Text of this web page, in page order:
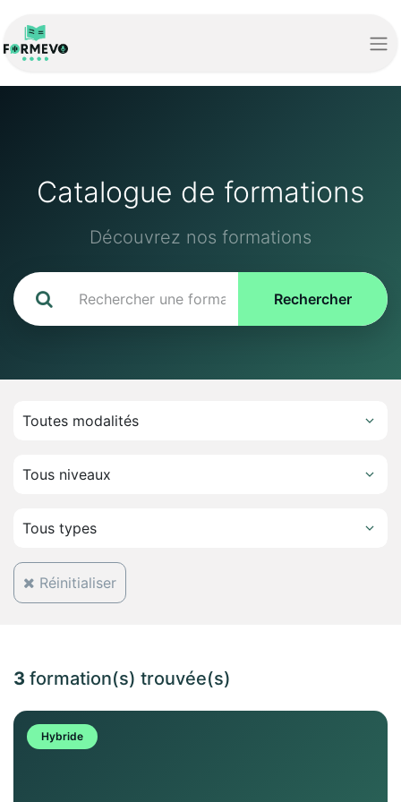
Catalogue de formations
Découvrez nos formations
Rechercher
Réinitialiser
3 formation(s) trouvée(s)
Hybride